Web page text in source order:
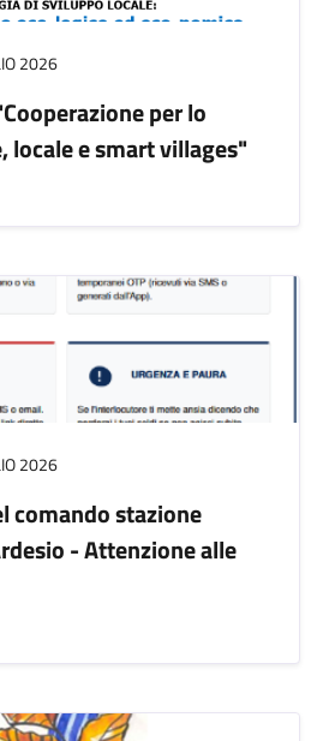
2026
per lo
locale e smart villages"
2026
comando stazione
- Attenzione alle